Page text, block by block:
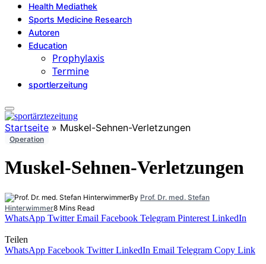
Health Mediathek
Sports Medicine Research
Autoren
Education
Prophylaxis
Termine
sportlerzeitung
Startseite » Muskel-Sehnen-Verletzungen
Operation
Muskel-Sehnen-Verletzungen
By Prof. Dr. med. Stefan
Hinterwimmer8 Mins Read
WhatsApp Twitter Email Facebook Telegram Pinterest LinkedIn
Teilen
WhatsApp Facebook Twitter LinkedIn Email Telegram Copy Link